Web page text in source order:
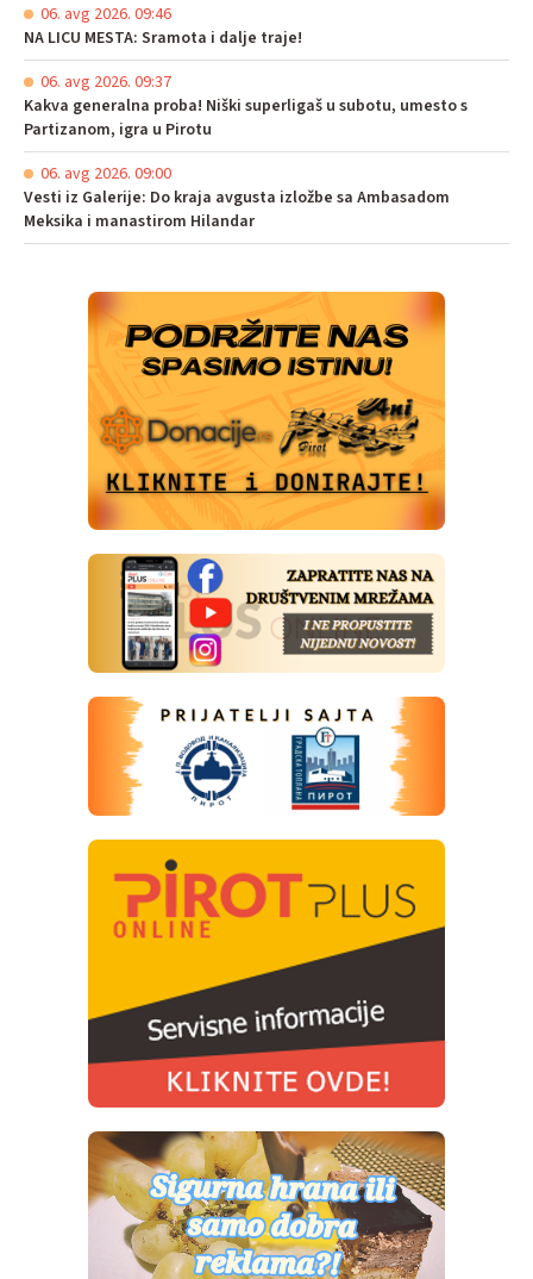
06. avg 2026. 09:46
NA LICU MESTA: Sramota i dalje traje!
06. avg 2026. 09:37
Kakva generalna proba! Niški superligaš u subotu, umesto s
Partizanom, igra u Pirotu
06. avg 2026. 09:00
Vesti iz Galerije: Do kraja avgusta izložbe sa Ambasadom
Meksika i manastirom Hilandar